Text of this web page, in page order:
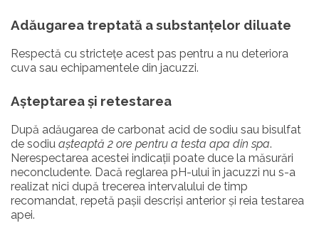
Adăugarea treptată a substanțelor diluate
Respectă cu strictețe acest pas pentru a nu deteriora
cuva sau echipamentele din jacuzzi.
Așteptarea și retestarea
După adăugarea de carbonat acid de sodiu sau bisulfat
de sodiu așteaptă 2 ore pentru a testa apa din spa.
Nerespectarea acestei indicații poate duce la măsurări
neconcludente. Dacă reglarea pH-ului în jacuzzi nu s-a
realizat nici după trecerea intervalului de timp
recomandat, repetă pașii descriși anterior și reia testarea
apei.